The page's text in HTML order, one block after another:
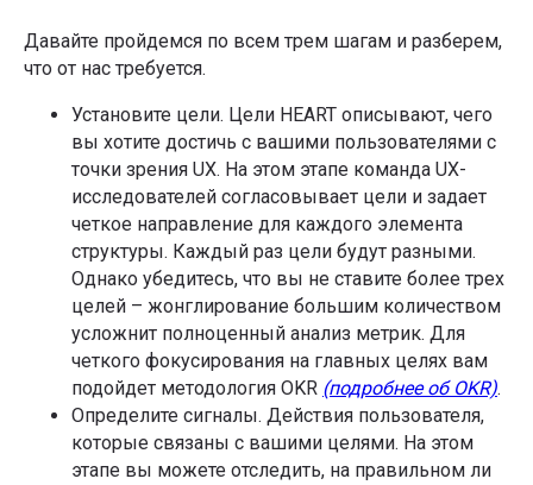
Давайте пройдемся по всем трем шагам и разберем,
что от нас требуется.
Установите цели. Цели HEART описывают, чего
вы хотите достичь с вашими пользователями с
точки зрения UX. На этом этапе команда UX-
исследователей согласовывает цели и задает
четкое направление для каждого элемента
структуры. Каждый раз цели будут разными.
Однако убедитесь, что вы не ставите более трех
целей – жонглирование большим количеством
усложнит полноценный анализ метрик. Для
четкого фокусирования на главных целях вам
подойдет методология OKR (подробнее об OKR).
Определите сигналы. Действия пользователя,
которые связаны с вашими целями. На этом
этапе вы можете отследить, на правильном ли